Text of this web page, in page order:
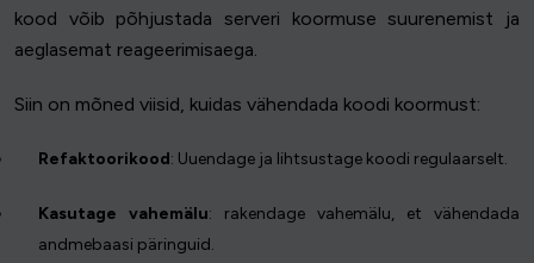
kood võib põhjustada serveri koormuse suurenemist ja
aeglasemat reageerimisaega.
Siin on mõned viisid, kuidas vähendada koodi koormust:
Refaktoorikood: Uuendage ja lihtsustage koodi regulaarselt.
Kasutage vahemälu: rakendage vahemälu, et vähendada
andmebaasi päringuid.